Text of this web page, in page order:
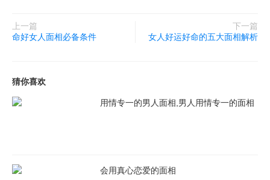
上一篇
命好女人面相必备条件
下一篇
女人好运好命的五大面相解析
猜你喜欢
用情专一的男人面相,男人用情专一的面相
会用真心恋爱的面相